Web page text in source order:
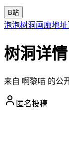
B站
泡泡树洞画廊地址
树洞详情
来自 啊黎喵 的公
匿名投稿